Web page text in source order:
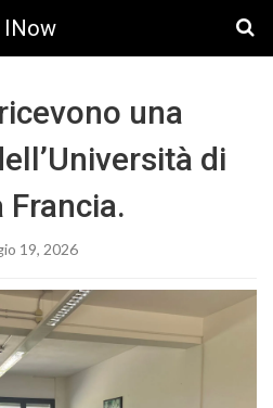
INow
una
di
Francia.
19, 2026